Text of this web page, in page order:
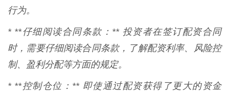
行为。
* **仔细阅读合同条款：** 投资者在签订配资合同
时，需要仔细阅读合同条款，了解配资利率、风险控
制、盈利分配等方面的规定。
* **控制仓位：** 即使通过配资获得了更大的资金